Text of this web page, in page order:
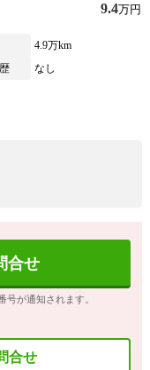
9.4万円
4.9万km
なし
合せ
が通知されます。
合せ